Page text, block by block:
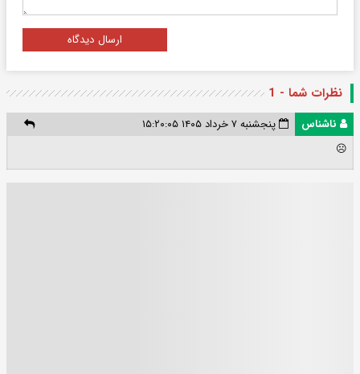
ارسال دیدگاه
نظرات شما - 1
ناشناس
پنجشنبه ۷ خرداد ۱۴۰۵ ۱۵:۲۰:۰۵
☹️